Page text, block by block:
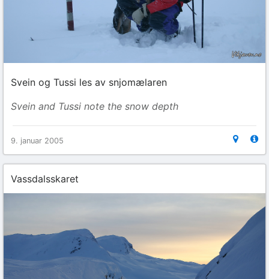
Svein og Tussi les av snjomælaren
Svein and Tussi note the snow depth
9. januar 2005
Vassdalsskaret